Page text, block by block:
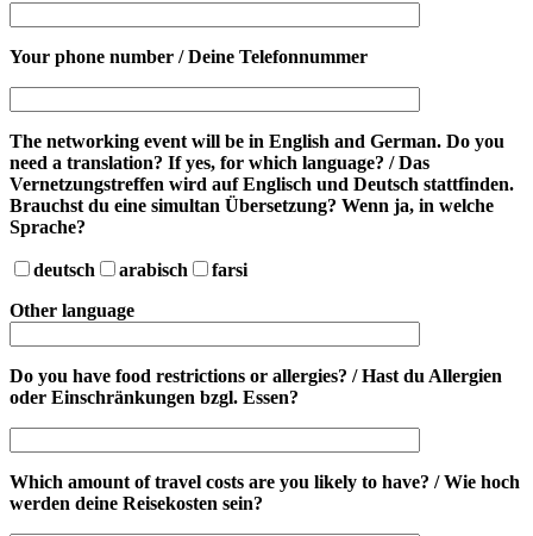
Your phone number / Deine Telefonnummer
The networking event will be in English and German. Do you
need a translation? If yes, for which language? / Das
Vernetzungstreffen wird auf Englisch und Deutsch stattfinden.
Brauchst du eine simultan Übersetzung? Wenn ja, in welche
Sprache?
deutsch arabisch
farsi
Other language
Do you have food restrictions or allergies? / Hast du Allergien
oder Einschränkungen bzgl. Essen?
Which amount of travel costs are you likely to have? / Wie hoch
werden deine Reisekosten sein?